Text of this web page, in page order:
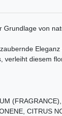
Grundlage von
verleiht diesem
CITRUS